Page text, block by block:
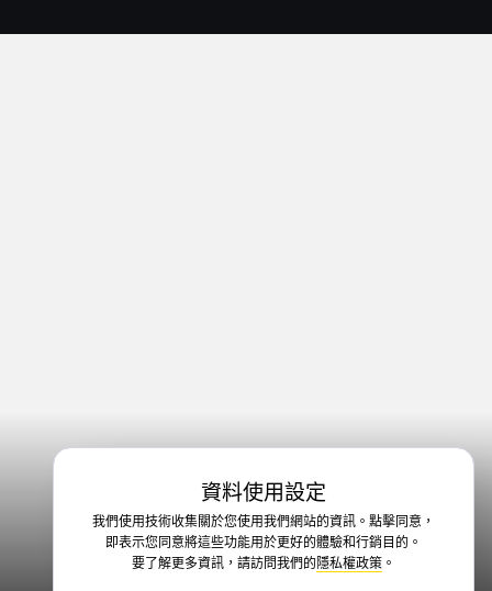
資料使用設定
我們使用技術收集關於您使用我們網站的資訊。點擊同意，
即表示您同意將這些功能用於更好的體驗和行銷目的。
要了解更多資訊，請訪問我們的隱私權政策 。